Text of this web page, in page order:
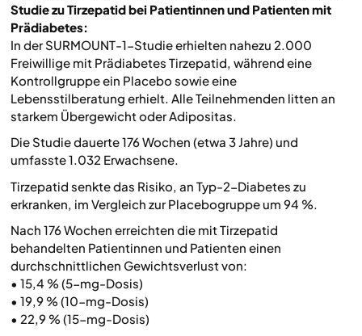
Studie zu Tirzepatid bei Patientinnen und Patienten mit
Prädiabetes:
In der SURMOUNT-1-Studie erhielten nahezu 2.000
Freiwillige mit Prädiabetes Tirzepatid, während eine
Kontrollgruppe ein Placebo sowie eine
Lebensstilberatung erhielt. Alle Teilnehmenden litten an
starkem Übergewicht oder Adipositas.
Die Studie dauerte 176 Wochen (etwa 3 Jahre) und
umfasste 1.032 Erwachsene.
Tirzepatid senkte das Risiko, an Typ-2-Diabetes zu
erkranken, im Vergleich zur Placebogruppe um 94 %.
Nach 176 Wochen erreichten die mit Tirzepatid
behandelten Patientinnen und Patienten einen
durchschnittlichen Gewichtsverlust von:
• 15,4 % (5-mg-Dosis)
• 19,9 % (10-mg-Dosis)
• 22,9 % (15-mg-Dosis)